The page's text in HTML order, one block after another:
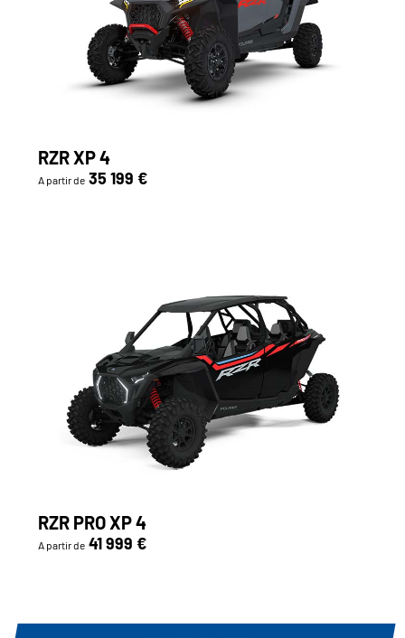
RZR XP 4
A partir de 35 199 €
RZR PRO XP 4
A partir de 41 999 €